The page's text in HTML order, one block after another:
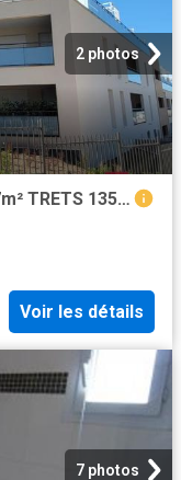
2 photos
Location Appartement 2 pièces 47m² TRETS 13530
Voir les détails
7 photos